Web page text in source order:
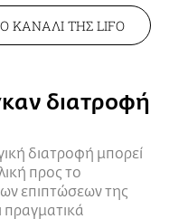
ΚΑΝΑΛΙ ΤΗΣ LIFO
διατροφή
διατροφή μπορεί
προς το
επιπτώσεων της
πραγματικά